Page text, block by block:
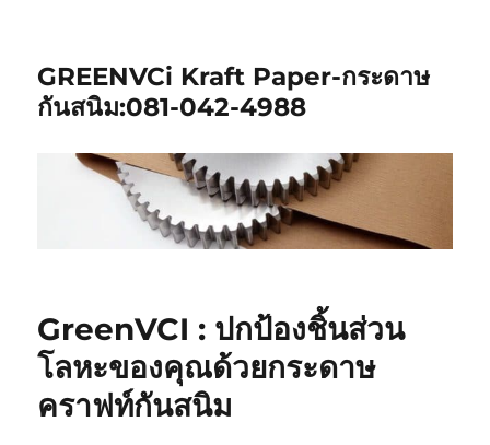
GREENVCi Kraft Paper-กระดาษ
กันสนิม:081-042-4988
GreenVCI : ปกป้องชิ้นส่วน
โลหะของคุณด้วยกระดาษ
คราฟท์กันสนิม